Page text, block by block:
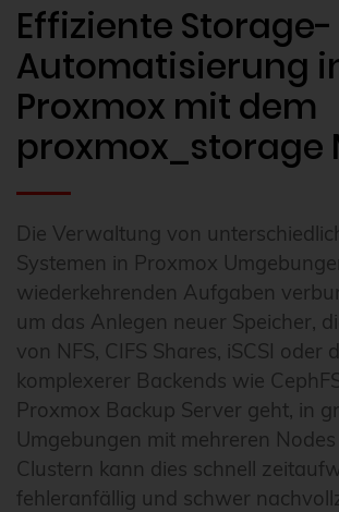
Effiziente Storage-
Automatisierung
Proxmox mit dem
proxmox_storage
Die Verwaltung von
Systemen in Proxmox
wiederkehrenden Aufgaben
um das Anlegen neuer Speicher,
von NFS, CIFS Shares, iSCSI oder
komplexerer Backends wie
Proxmox Backup Server geht, in
Umgebungen mit mehreren
Clustern kann dies schnell
fehleranfällig und schwer